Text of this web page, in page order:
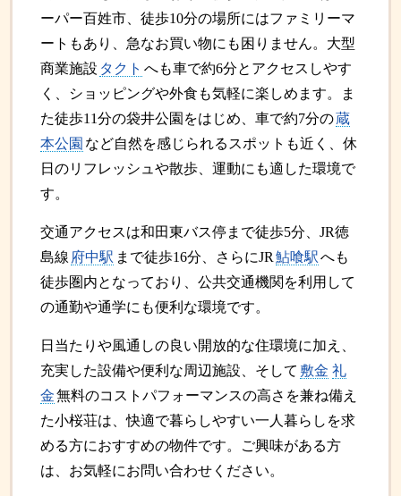
ーパー百姓市、徒歩10分の場所にはファミリーマ
ートもあり、急なお買い物にも困りません。大型
商業施設 タクト へも車で約6分とアクセスしやす
く、ショッピングや外食も気軽に楽しめます。ま
た徒歩11分の袋井公園をはじめ、車で約7分の蔵
本公園 など自然を感じられるスポットも近く、休
日のリフレッシュや散歩、運動にも適した環境で
す。
交通アクセスは和田東バス停まで徒歩5分、JR徳
島線 府中駅 まで徒歩16分、さらにJR 鮎喰駅へも
徒歩圏内となっており、公共交通機関を利用して
の通勤や通学にも便利な環境です。
日当たりや風通しの良い開放的な住環境に加え、
充実した設備や便利な周辺施設、そして 敷金 礼
金無料のコストパフォーマンスの高さを兼ね備え
た小桜荘は、快適で暮らしやすい一人暮らしを求
める方におすすめの物件です。ご興味がある方
は、お気軽にお問い合わせください。